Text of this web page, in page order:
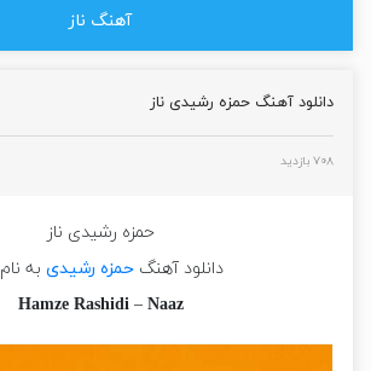
آهنگ ناز
دانلود آهنگ حمزه رشیدی ناز
۷۰۸ بازدید
حمزه رشیدی ناز
دانلود آهنگحمزه رشیدی به نام
Hamze Rashidi– Naaz